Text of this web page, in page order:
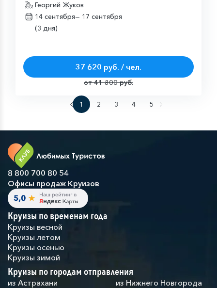
Георгий Жуков
14 сентября— 17 сентября
(3 дня)
37 620 руб. / чел.
от 41 800 руб.
1 2 3 4 5
8 800 700 80 54
Офисы продаж Круизов
Круизы по временам года
Круизы весной
Круизы летом
Круизы осенью
Круизы зимой
Круизы по городам отправления
из Астрахани
из Нижнего Новгорода